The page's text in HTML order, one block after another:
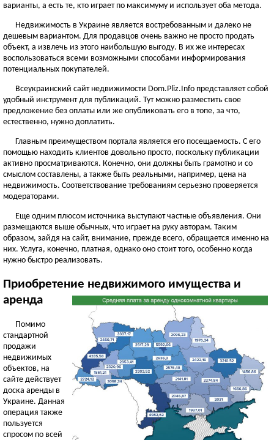
варианты, а есть те, кто играет по максимуму и использует оба метода.
Недвижимость в Украине является востребованным и далеко не
дешевым вариантом. Для продавцов очень важно не просто продать
объект, а извлечь из этого наибольшую выгоду. В их же интересах
воспользоваться всеми возможными способами информирования
потенциальных покупателей.
Всеукраинский сайт недвижимости Dom.Pliz.Info представляет собой
удобный инструмент для публикаций. Тут можно разместить свое
предложение без оплаты или же опубликовать его в топе, за что,
естественно, нужно доплатить.
Главным преимуществом портала является его посещаемость. С его
помощью находить клиентов довольно просто, поскольку публикации
активно просматриваются. Конечно, они должны быть грамотно и со
смыслом составлены, а также быть реальными, например, цена на
недвижимость. Соответствование требованиям серьезно проверяется
модераторами.
Еще одним плюсом источника выступают частные объявления. Они
размещаются выше обычных, что играет на руку авторам. Таким
образом, зайдя на сайт, внимание, прежде всего, обращается именно на
них. Услуга, конечно, платная, однако оно стоит того, особенно когда
нужно быстро реализовать.
Приобретение недвижимого имущества и
аренда
Помимо
стандартной
продажи
недвижимых
объектов, на
сайте действует
доска аренды в
Украине. Данная
операция также
пользуется
спросом по всей